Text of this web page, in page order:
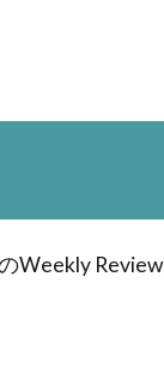
Weekly